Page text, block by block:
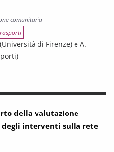
comunitaria
di Firenze) e A.
della accessibilità locale
della valutazione
interventi sulla rete